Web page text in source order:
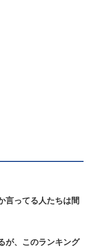
言ってる人たちは間
が、このランキング